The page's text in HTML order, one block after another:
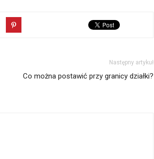
Następny artykuł
Co można postawić przy granicy działki?